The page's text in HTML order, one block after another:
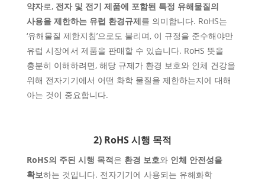
약자로, 전자 및 전기 제품에 포함된 특정 유해물질의
사용을 제한하는 유럽 환경규제를 의미합니다. RoHS는
‘유해물질 제한지침’으로도 불리며, 이 규정을 준수해야만
유럽 시장에서 제품을 판매할 수 있습니다. RoHS 뜻을
충분히 이해하려면, 해당 규제가환경 보호와 인체 건강을
위해 전자기기에서 어떤 화학 물질을 제한하는지에 대해
아는 것이 중요합니다.
2) RoHS 시행 목적
RoHS의 주된 시행 목적은 환경 보호와 인체 안전성을
확보하는 것입니다. 전자기기에 사용되는 유해화학